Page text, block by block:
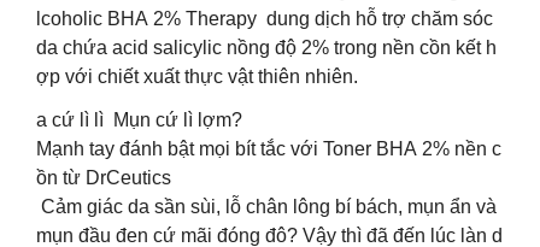
lcoholic BHA 2% Therapy dung dịch hỗ trợ chăm sóc
da chứa acid salicylic nồng độ 2% trong nền cồn kết h
ợp với chiết xuất thực vật thiên nhiên.
a cứ lì lì Mụn cứ lì lợm?
Mạnh tay đánh bật mọi bít tắc với Toner BHA 2% nền c
ồn từ DrCeutics
Cảm giác da sần sùi, lỗ chân lông bí bách, mụn ẩn và
mụn đầu đen cứ mãi đóng đô? Vậy thì đã đến lúc làn d